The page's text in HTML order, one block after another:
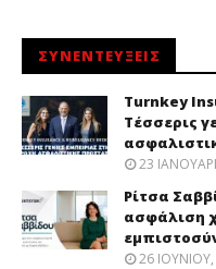
ΣΥΝΕΝΤΕΥΞΕΙΣ
Turnkey
Τέσσερις
23
Ρίτσα
ασφάλιση
26